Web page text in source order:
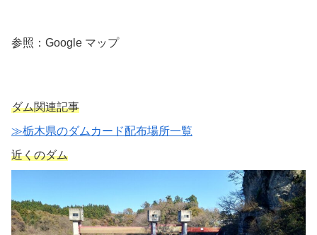
参照：Google マップ
ダム関連記事
≫栃木県のダムカード配布場所一覧
近くのダム